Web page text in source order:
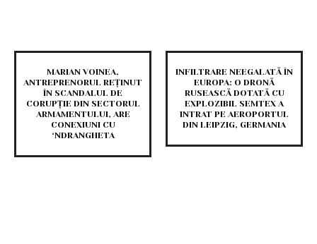
MARIAN VOINEA,
ANTREPRENORUL REȚINUT
ÎN SCANDALUL DE
CORUPȚIE DIN SECTORUL
ARMAMENTULUI, ARE
CONEXIUNI CU
‘NDRANGHETA
INFILTRARE NEEGALATĂ ÎN
EUROPA: O DRONĂ
RUSEASCĂ DOTATĂ CU
EXPLOZIBIL SEMTEX A
INTRAT PE AEROPORTUL
DIN LEIPZIG, GERMANIA